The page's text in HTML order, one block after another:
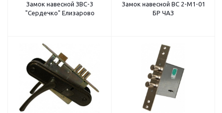
Замок навесной ЗВС-3
"Сердечко" Елизарово
Замок навесной ВС 2-М1-01
БР ЧАЗ